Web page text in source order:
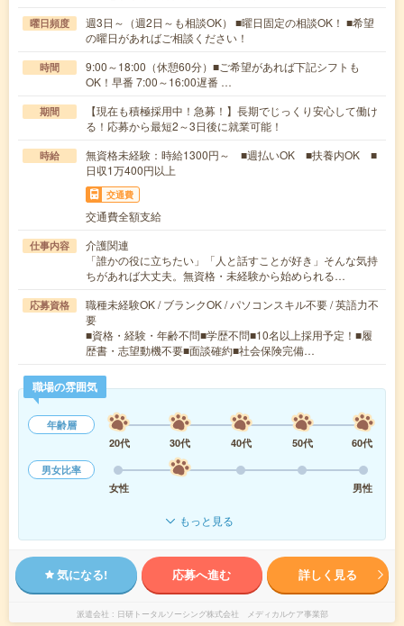
曜日頻度
週3日～（週2日～も相談OK） ■曜日固定の相談OK！ ■希望
の曜日があればご相談ください！
時間
9:00～18:00（休憩60分）■ご希望があれば下記シフトも
OK！早番 7:00～16:00遅番 …
期間
【現在も積極採用中！急募！】長期でじっくり安心して働け
る！応募から最短2～3日後に就業可能！
時給
無資格未経験：時給1300円～ ■週払いOK ■扶養内OK ■
日収1万400円以上
交通費
交通費全額支給
仕事内容
介護関連
「誰かの役に立ちたい」「人と話すことが好き」そんな気持
ちがあれば大丈夫。無資格・未経験から始められる…
応募資格
職種未経験OK / ブランクOK / パソコンスキル不要 / 英語力不
要
■資格・経験・年齢不問■学歴不問■10名以上採用予定！■履
歴書・志望動機不要■面談確約■社会保険完備…
職場の雰囲気
年齢層
20代
30代 40代 50代
60代
男女比率
女性
男性
もっと見る
気になる! 応募へ進む 詳しく見る
派遣会社 日研トータルソーシング株式会社 メディカルケア事業部